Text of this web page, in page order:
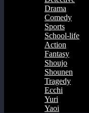
Drama
Comedy
Sports
School-life
Action
Fantasy
Shoujo
Shounen
Tragedy
Ecchi
Yuri
Yaoi